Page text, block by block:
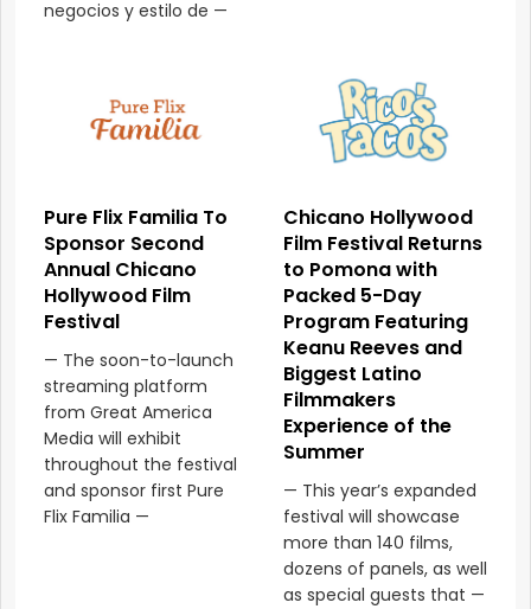
negocios y estilo de —
Pure Flix Familia To
Sponsor Second
Annual Chicano
Hollywood Film
Festival
— The soon-to-launch
streaming platform
from Great America
Media will exhibit
throughout the festival
and sponsor first Pure
Flix Familia —
Chicano Hollywood
Film Festival Returns
to Pomona with
Packed 5-Day
Program Featuring
Keanu Reeves and
Biggest Latino
Filmmakers
Experience of the
Summer
— This year’s expanded
festival will showcase
more than 140 films,
dozens of panels, as well
as special guests that —